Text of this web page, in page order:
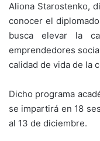
Aliona Starostenko,
conocer el
busca elevar la
emprendedores
calidad de vida de la
Dicho programa
se impartirá en 18
al 13 de diciembre.